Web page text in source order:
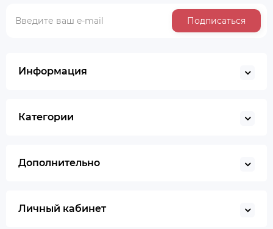
Подписаться
Информация
Категории
Дополнительно
Личный кабинет